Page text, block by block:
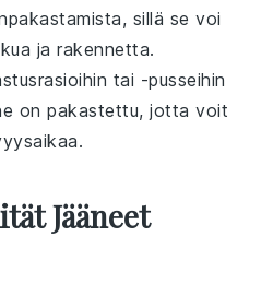
sillä se voi
ja rakennetta.
tai -pusseihin
on pakastettu, jotta voit
Jääneet